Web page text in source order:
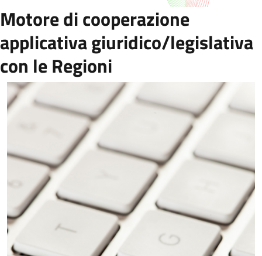
Motore di cooperazione
applicativa giuridico/legislativa
con le Regioni